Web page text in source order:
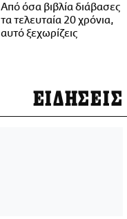
Από όσα βιβλία διάβασες
τα τελευταία 20 χρόνια,
αυτό ξεχωρίζεις
ΕΙΔΗΣΕΙΣ